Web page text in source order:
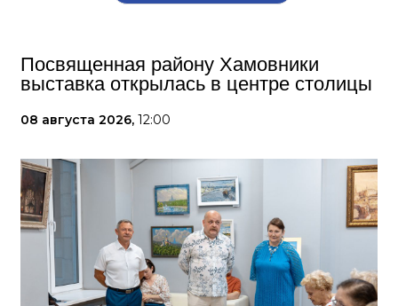
Посвященная району Хамовники
выставка открылась в центре столицы
08 августа 2026, 12:00